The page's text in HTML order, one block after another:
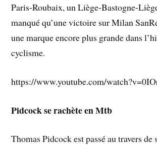
Paris-Roubaix, un Liège-Bastogne-
manqué qu’une victoire sur Milan
une marque encore plus grande dans
cyclisme.
https://www.youtube.com/
Pidcock se rachète en Mtb
Thomas Pidcock est passé au travers de